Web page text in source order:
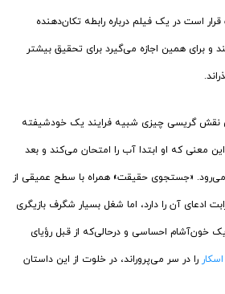
است در یک فیلم درباره رابطه تکان‌دهنده
و برای همین اجازه می‌گیرد برای تحقیق بیشتر
نقش گریسی چیزی شبیه فرایند یک خودشیفته
معنی که او ابتدا آب را امتحان می‌کند و بعد
«جستجوی حقیقت» همراه با سطح عمیقی از
ادعای آن را دارد، اما شغل بسیار شگرف بازیگری
خون‌آشام احساسی و درحالی‌که از قبل رؤیای
را در سر می‌پروراند، در خلوت از این داستان